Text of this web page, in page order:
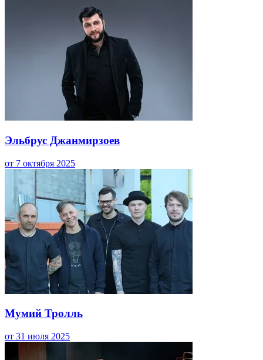
Эльбрус Джанмирзоев
от 7 октября 2025
Мумий Тролль
от 31 июля 2025